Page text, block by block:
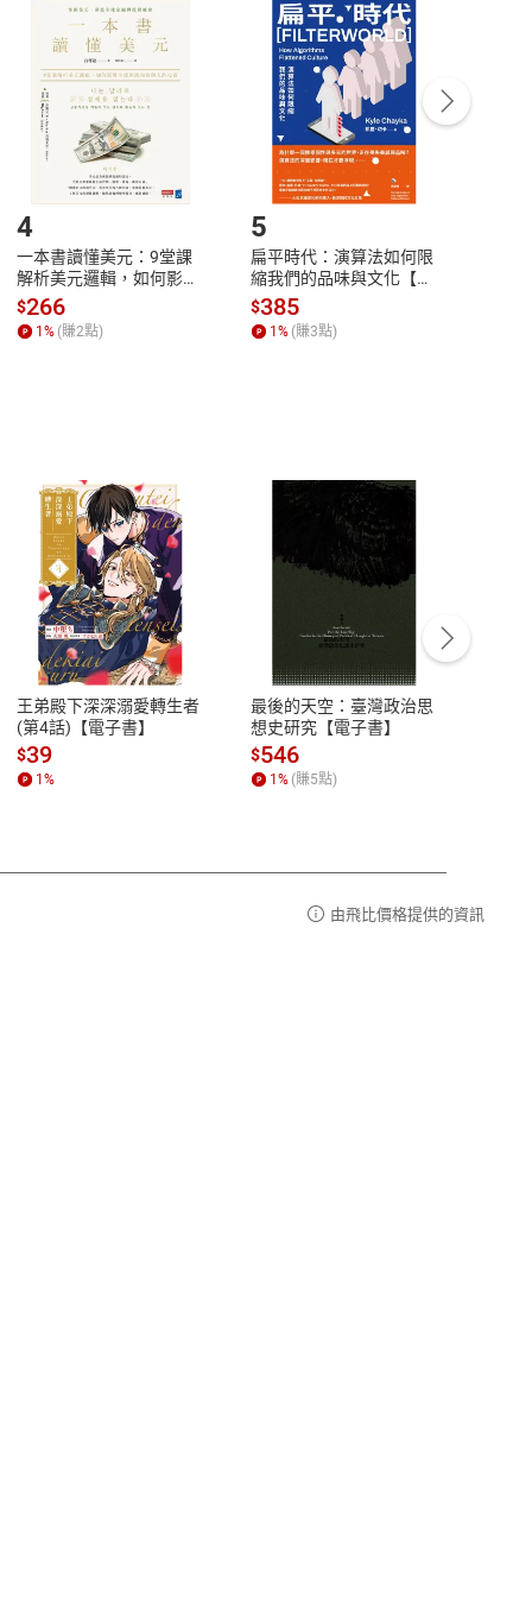
點選「瀏覽訂單明細」 「申請取消訂單/退
貨。
付款方式
Payment
完成訂單
Complete
號，下載書籍後看書
性
參
客服資訊
服務時間：週一到週五 10:00-12:00、
13:00-17:00 (國定假日及例假日休息)
客服電話：0080-1857077
4
一本書讀懂美元：9堂課
解析美元邏輯，如何影響
全球經濟和每個人的投資
【電子書】
$266
1% (賺2點)
5
扁平時代：演算法如何限
縮我們的品味與文化【電
子書】
$385
1% (賺3點)
王弟殿下深深溺愛轉生者
(第4話)【電子書】
$39
1%
最後的天空：臺灣政治思
想史研究【電子書】
$546
1% (賺5點)
由飛比價格提供的資訊